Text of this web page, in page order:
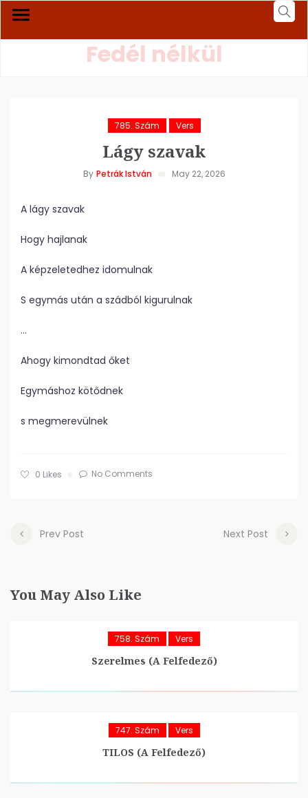
Fedél nélkül
785. Szám Vers
Lágy szavak
By Petrák István May 22, 2026
A lágy szavak
Hogy hajlanak
A képzeletedhez idomulnak
S egymás után a szádból kigurulnak
…
Ahogy kimondtad őket
Egymáshoz kötődnek
s megmerevülnek
0 Likes No Comments
Prev Post Next Post
You May Also Like
758. Szám Vers
Szerelmes (A Felfedező)
747. Szám Vers
TILOS (A Felfedező)